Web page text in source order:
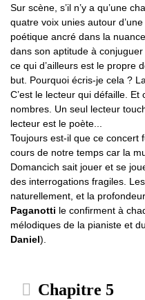
Sur scène, s’il n’y a qu’une
quatre voix unies autour
poétique ancré dans la
dans son aptitude à
ce qui d’ailleurs est le propre
but. Pourquoi écris-je cela ?
C’est le lecteur qui défaille.
nombres. Un seul lecteur
lecteur est le poète...
Toujours est-il que ce concert
cours de notre temps car la
Domancich sait jouer et se
des interrogations fragiles.
naturellement, et la
Paganotti le confirment à
mélodiques de la pianiste et
Daniel).
Chapitre 5